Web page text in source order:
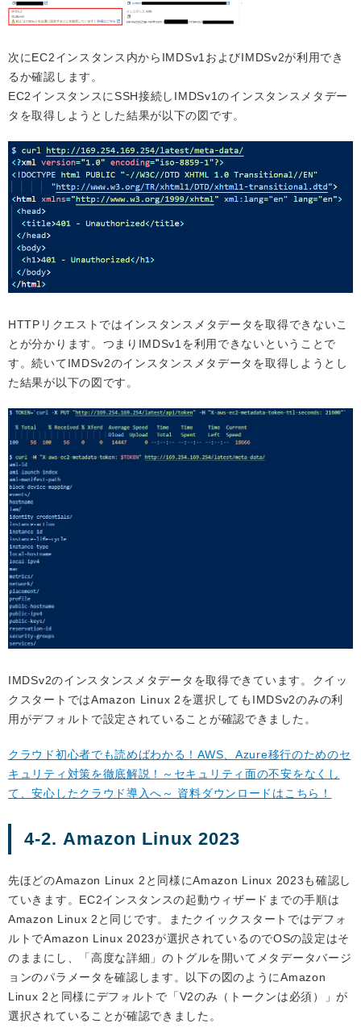
次にEC2インスタンス内からIMDSv1およびIMDSv2が利用でき
るか確認します。
EC2インスタンスにSSH接続しIMDSv1のインスタンスメタデー
タを取得しようとした結果が以下の図です。
HTTPリクエストではインスタンスメタデータを取得できないこ
とが分かります。つまりIMDSv1を利用できないということで
す。続いてIMDSv2のインスタンスメタデータを取得しようとし
た結果が以下の図です。
IMDSv2のインスタンスメタデータを取得できています。クイッ
クスタートではAmazon Linux 2を選択してもIMDSv2のみの利
用がデフォルトで設定されていることが確認できました。
クラウド初心者でも読めばわかる！AWS、Azure移行のためのセ
キュリティ対策を徹底解説！～セキュリティ面の不安をなくし
て、安心したクラウド導入へ～ 資料ダウンロードはこちら！
4-2. Amazon Linux 2023
先ほどのAmazon Linux 2と同様にAmazon Linux 2023も確認し
ていきます。EC2インスタンスの起動ウィザードまでの手順は
Amazon Linux 2と同じです。またクイックスタートではデフォ
ルトでAmazon Linux 2023が選択されているのでOSの設定はそ
のままにし、「高度な詳細」のトグルを開いてメタデータバージ
ョンのパラメータを確認します。以下の図のようにAmazon
Linux 2と同様にデフォルトで「V2のみ（トークンは必須）」が
選択されていることが確認できました。